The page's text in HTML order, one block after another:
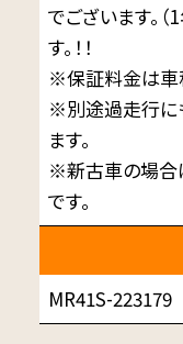
でございます。
す。！！
※保証料金は車
※別途過走行に
ます。
※新古車の場合
です。
MR41S-223179